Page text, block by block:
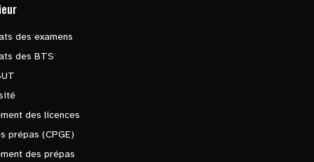
des examens
des BTS
des licences
prépas (CPGE)
des prépas